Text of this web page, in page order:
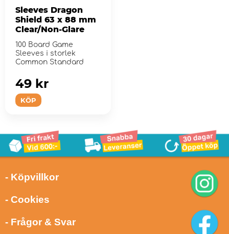
Sleeves Dragon
Shield 63 x 88 mm
Clear/Non-Glare
100 Board Game
Sleeves i storlek
Common Standard
KÖP
49 kr
- Köpvillkor
- Cookies
- Frågor & Svar